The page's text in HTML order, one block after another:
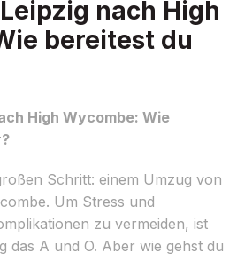
nach High
bereitest du
High Wycombe: Wie
Schritt: einem Umzug von
Um Stress und
zu vermeiden, ist
das A und O. Aber wie gehst du